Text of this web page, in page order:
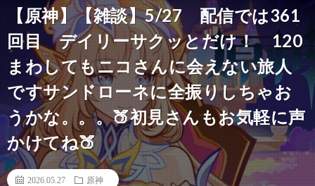
【原神】【雑談】5/27 配信では361
回目 デイリーサクッとだけ！ 120
まわしてもニコさんに会えない旅人
ですサンドローネに全振りしちゃお
うかな。。。🍑初見さんもお気軽に声
かけてね🍑
2026.05.27 原神